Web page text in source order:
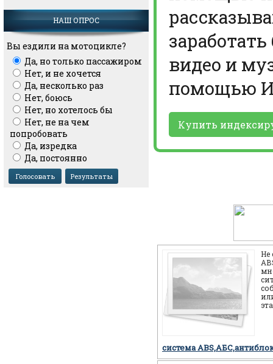
НАШ ОПРОС
Вы ездили на мотоцикле?
Да, но только пассажиром
Нет, и не хочется
Да, несколько раз
Нет, боюсь
Нет, но хотелось бы
Нет, не на чем
попробовать
Да, изредка
Да, постоянно
видео и
помощью
Купить
Не
система